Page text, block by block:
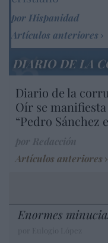
por Hispanidad
Artículos anteriores
DIARIO DE LA
Diario de la
Oír se
“Pedro Sánchez
Artículos anteriores
Enormes